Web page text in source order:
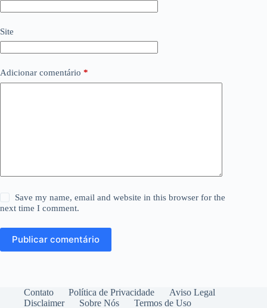
Site
Adicionar comentário *
Save my name, email and website in this browser for the
next time I comment.
Publicar comentário
Contato Política de Privacidade
Aviso Legal
Disclaimer
Sobre Nós Termos de Uso